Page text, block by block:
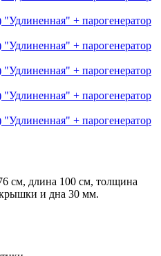
см, длина 100 см, толщина
и дна 30 мм.